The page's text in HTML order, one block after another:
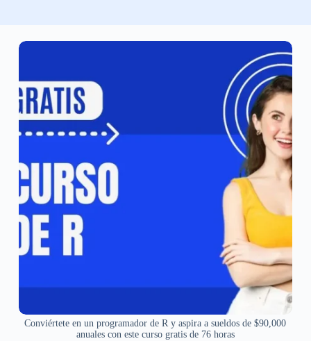
Conviértete en un programador de R y aspira a sueldos de $90,000
anuales con este curso gratis de 76 horas